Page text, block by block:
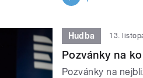
Hudba 13.
Pozvánky na
Pozvánky na